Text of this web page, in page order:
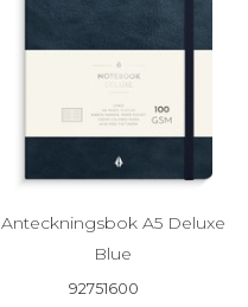
Anteckningsbok A5 Deluxe
Blue
92751600